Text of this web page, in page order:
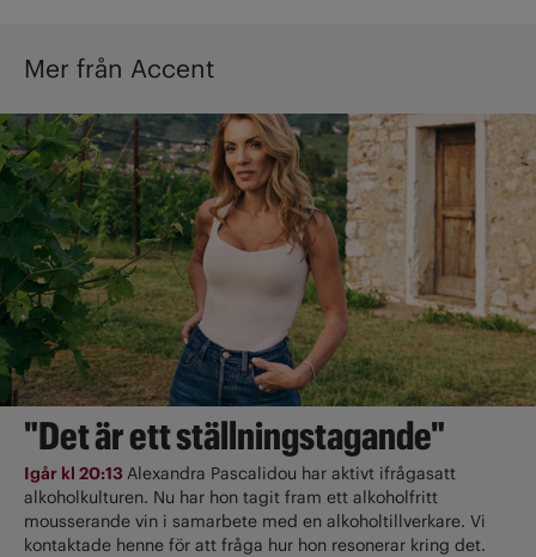
Mer från Accent
"Det är ett ställningstagande"
Igår kl 20:13Alexandra Pascalidou har aktivt ifrågasatt
alkoholkulturen. Nu har hon tagit fram ett alkoholfritt
mousserande vin i samarbete med en alkoholtillverkare. Vi
kontaktade henne för att fråga hur hon resonerar kring det.